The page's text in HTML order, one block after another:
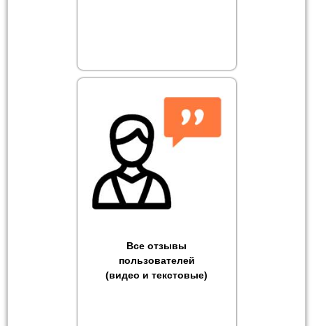
Все отзывы
пользователей
(видео и текстовые)